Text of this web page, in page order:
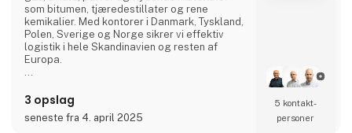
som bitumen, tjæredestillater og rene
kemikalier. Med kontorer i Danmark, Tyskland,
Polen, Sverige og Norge sikrer vi effektiv
logistik i hele Skandinavien og resten af
Europa.
tankvogne leverer vi skræddersyede
transportløsninger, hvor vi tilpasser udstyret
til kundens behov – og ikke omvendt. Hos
3 opslag
seneste fra 4. april 2025
5 kontakt­
personer